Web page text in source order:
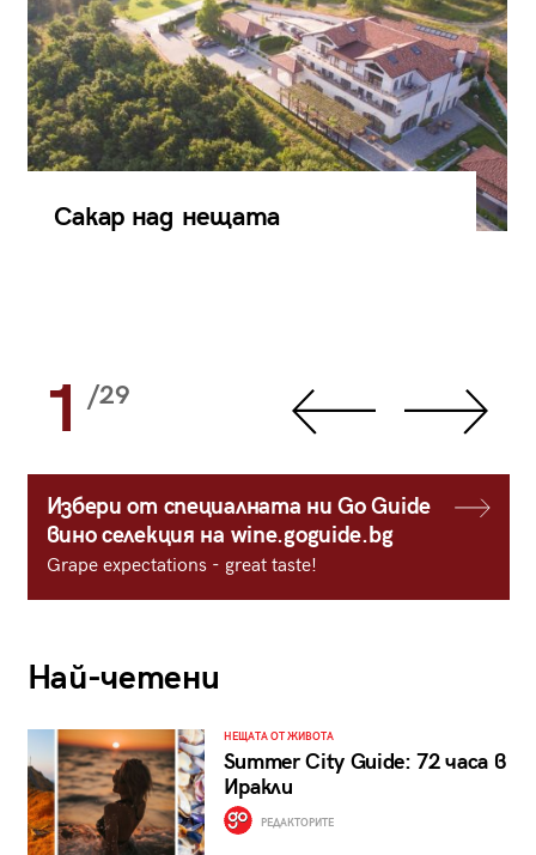
Сакар над нещата
1 /29
Избери от специалната ни Go Guide
вино селекция на wine.goguide.bg
Grape expectations - great taste!
Най-четени
НЕЩАТА ОТ ЖИВОТА
Summer City Guide: 72 часа в
Иракли
РЕДАКТОРИТЕ